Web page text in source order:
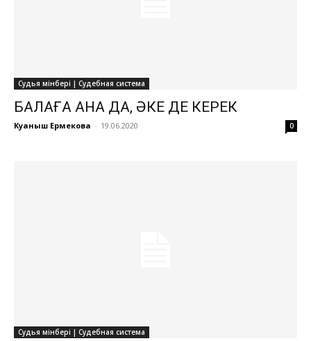
Судья мінбері | Судебная система
БАЛАҒА АНА ДА, ӘКЕ ДЕ КЕРЕК
Куаныш Ермекова - 19.06.2020 0
Судья мінбері | Судебная система